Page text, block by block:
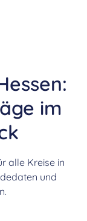
im
alle Kreise in
und